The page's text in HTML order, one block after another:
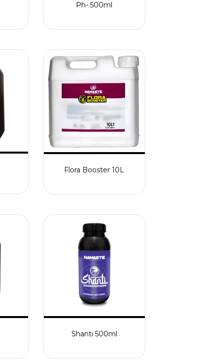
Ph- 500ml
Flora Booster 10L
Shanti 500ml